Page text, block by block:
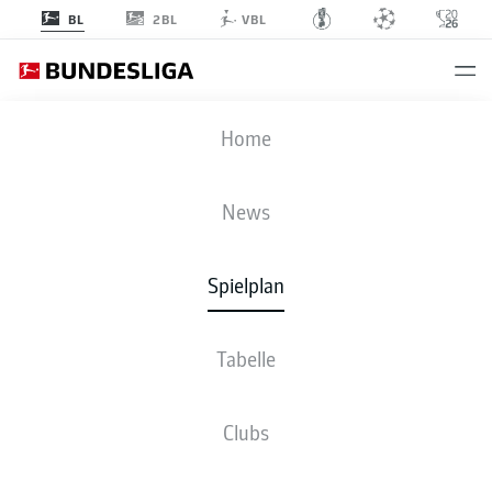
BL 2BL VBL
Home
News
Spielplan
Tabelle
Clubs
S04
AUFSTELLUNGEN
Fr., 20.11.2026 - So., 22.11.2026